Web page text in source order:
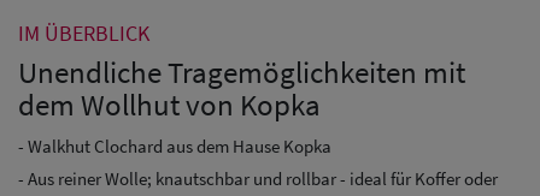
IM ÜBERBLICK
Unendliche Tragemöglichkeiten mit
dem Wollhut von Kopka
- Walkhut Clochard aus dem Hause Kopka
- Aus reiner Wolle; knautschbar und rollbar - ideal für Koffer oder